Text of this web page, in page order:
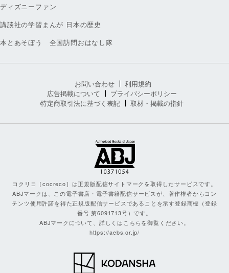
ディズニーファン
講談社の学習まんが 日本の歴史
本とあそぼう 全国訪問おはなし隊
お問い合わせ
利用規約
広告掲載について
プライバシーポリシー
特定商取引法に基づく表記
取材・掲載の指針
コクリコ［cocreco］は正規版配信サイトマークを取得したサービスです。
ABJマークは、この電子書店・電子書籍配信サービスが、著作権者からコン
テンツ使用許諾を得た正規版配信サービスであることを示す登録商標（登録
番号 第6091713号）です。
ABJマークについて、詳しくはこちらを御覧ください。
https://aebs.or.jp/